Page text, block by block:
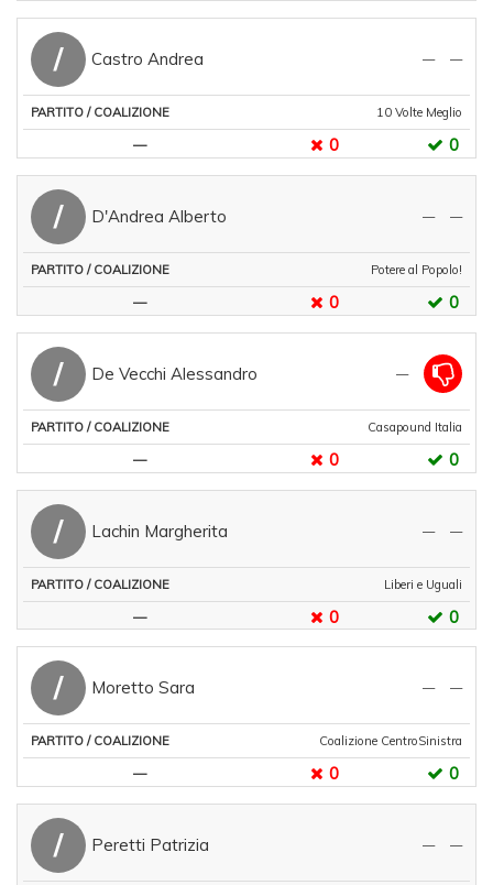
/ Castro Andrea — —
10 Volte Meglio
— 0 0
/ D'Andrea Alberto — —
Potere al Popolo!
— 0 0
/ De Vecchi Alessandro —
Casapound Italia
— 0 0
/ Lachin Margherita — —
Liberi e Uguali
— 0 0
/ Moretto Sara — —
Coalizione CentroSinistra
— 0 0
/ Peretti Patrizia — —